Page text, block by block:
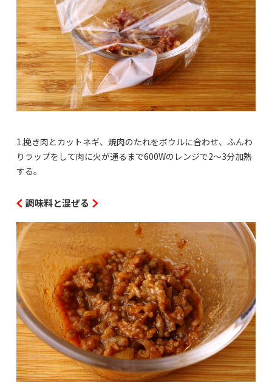
1.挽き肉とカットネギ、焼肉のたれをボウルに合わせ、ふんわ
りラップをして肉に火が通るまで600Wのレンジで2〜3分加熱
する。
調味料と混ぜる